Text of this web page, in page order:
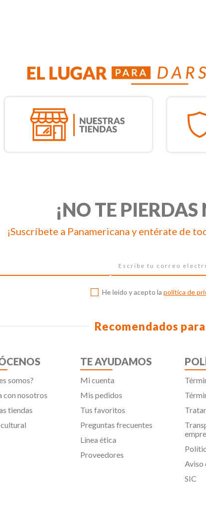
¡NO TE
¡Suscríbete a Panamericana y entérate de
He leído y acepto la política de
Recomendados
somos?
con nosotros
tiendas
TE AYUDAMOS
Mi cuenta
Mis pedidos
Tus favoritos
Preguntas frecuentes
Línea ética
Proveedores
Aviso
SIC